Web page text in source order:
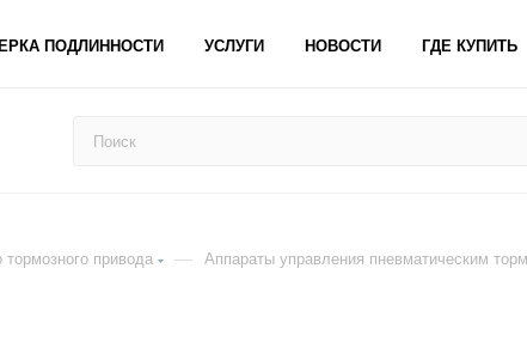
ПОДЛИННОСТИ УСЛУГИ НОВОСТИ ГДЕ КУПИТЬ
привода — Аппараты управления пневматическим